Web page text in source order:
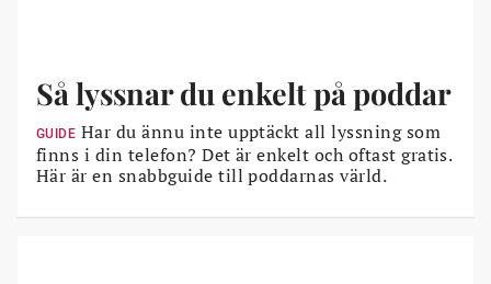
Så lyssnar du enkelt på poddar
GUIDE Har du ännu inte upptäckt all lyssning som
finns i din telefon? Det är enkelt och oftast gratis.
Här är en snabbguide till poddarnas värld.